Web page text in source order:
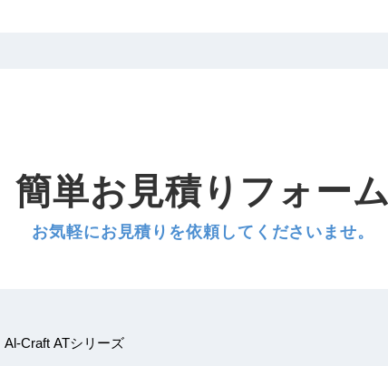
簡単お見積りフォーム
お気軽にお見積りを依頼してくださいませ。